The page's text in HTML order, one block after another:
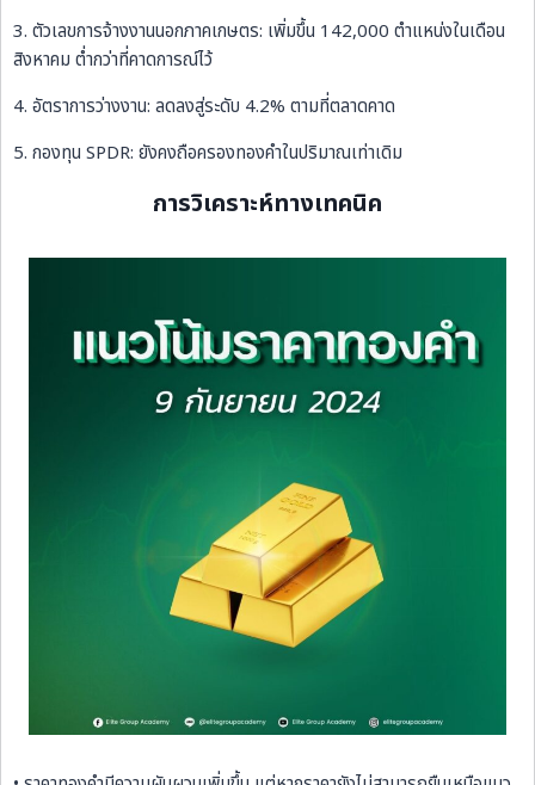
3. ตัวเลขการจ้างงานนอกภาคเกษตร: เพิ่มขึ้น 142,000 ตำแหน่งในเดือน
สิงหาคม ต่ำกว่าที่คาดการณ์ไว้
4. อัตราการว่างงาน: ลดลงสู่ระดับ 4.2% ตามที่ตลาดคาด
5. กองทุน SPDR: ยังคงถือครองทองคำในปริมาณเท่าเดิม
การวิเคราะห์ทางเทคนิค